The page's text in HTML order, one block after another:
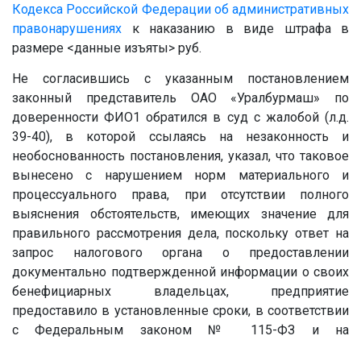
Кодекса Российской Федерации об административных
правонарушениях к наказанию в виде штрафа в
размере <данные изъяты> руб.
Не согласившись с указанным постановлением
законный представитель ОАО «Уралбурмаш» по
доверенностиФИО1 обратился в суд с жалобой (л.д.
39-40), в которой ссылаясь на незаконность и
необоснованность постановления, указал, что таковое
вынесено с нарушением норм материального и
процессуального права, при отсутствии полного
выяснения обстоятельств, имеющих значение для
правильного рассмотрения дела, поскольку ответ на
запрос налогового органа о предоставлении
документально подтвержденной информации о своих
бенефициарных владельцах, предприятие
предоставило в установленные сроки, в соответствии
с Федеральным законом № 115-ФЗ и на